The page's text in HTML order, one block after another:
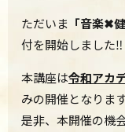
ただいま 「音楽✖
付を開始しました‼
本講座は令和アカ
みの開催となります
是非、本開催の機